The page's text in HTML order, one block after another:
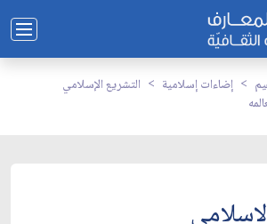
إضاءات إسلامية
التشريع الإسلامي